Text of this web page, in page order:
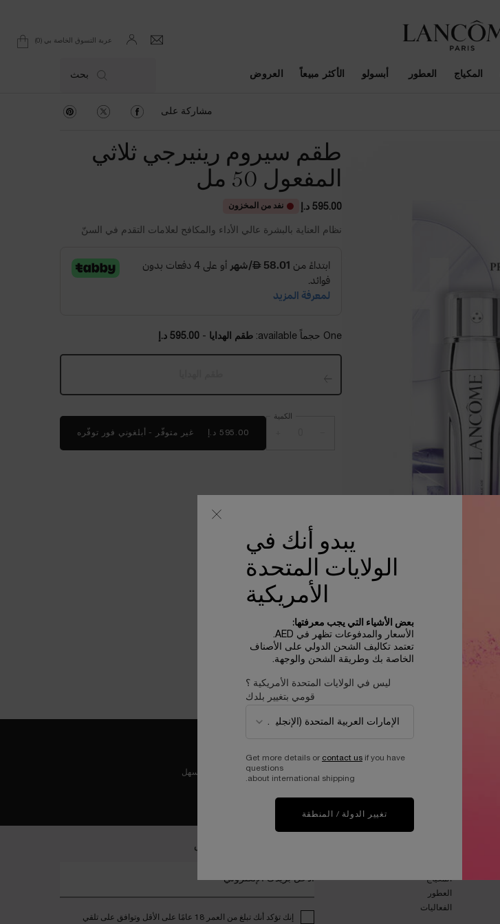
عربة التسوق الخاصة بي 0
0 product in cart
المكياج العطور أبسولو الأكثر مبيعاً العروض بحث
مشاركة على مشاركة على Facebookمشاركة على Twitterمشاركة على Pinterest
طقم سيروم رينيرجي ثلاثي
المفعول 50 مل
595.00 د.إ نفد من المخزون
نظام العناية بالبشرة عالي الأداء والمكافح لعلامات التقدم في السنّ
One حجماً available: طقم الهدايا -595.00 د.إ
الكمية
595.00 د.إ غير متوفّر - أبلغوني فور توفّره
عملية دفع ولا أسهل
المكياج​
العطور​
الفعاليات​
انضمي إلى عالم لانكوم الخاص
أدخل بريدك الإلكتروني*
إنك تؤكد أنك تبلغ من العمر 18 عامًا على الأقل وتوافق على تلقي
يبدو أنك في
الولايات المتحدة
الأمريكية
بعض الأشياء التي يجب معرفتها:
الأسعار والمدفوعات تظهر في AED.
تعتمد تكاليف الشحن الدولي على الأصناف
الخاصة بك وطريقة الشحن والوجهة.
ليس في الولايات المتحدة الأمريكية ؟
قومي بتغيير بلدك
Get more details or contact us if you have
questions
about international shipping.
تغيير الدولة / المنطقة